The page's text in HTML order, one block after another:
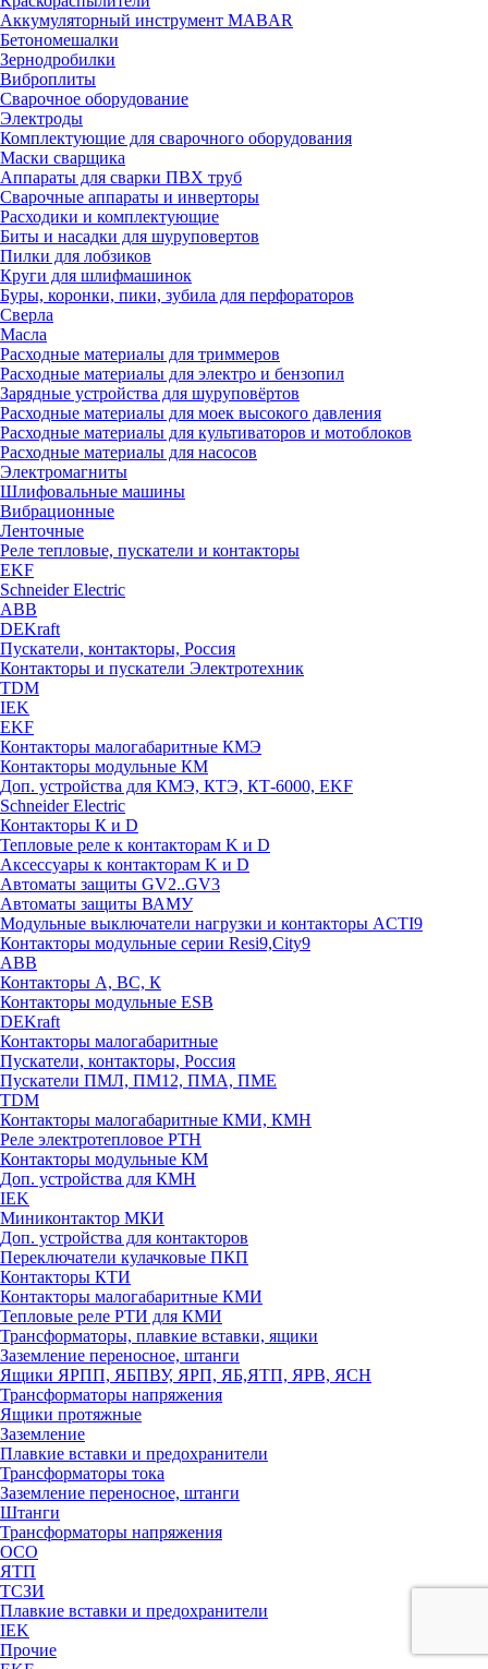
Аккумуляторный инструмент MABAR
Бетономешалки
Зернодробилки
Виброплиты
Сварочное оборудование
Электроды
Комплектующие для сварочного оборудования
Маски сварщика
Аппараты для сварки ПВХ труб
Сварочные аппараты и инверторы
Расходики и комплектующие
Биты и насадки для шуруповертов
Пилки для лобзиков
Круги для шлифмашинок
Буры, коронки, пики, зубила для перфораторов
Сверла
Масла
Расходные материалы для триммеров
Расходные материалы для электро и бензопил
Зарядные устройства для шуруповёртов
Расходные материалы для моек высокого давления
Расходные материалы для культиваторов и мотоблоков
Расходные материалы для насосов
Электромагниты
Шлифовальные машины
Вибрационные
Ленточные
Реле тепловые, пускатели и контакторы
EKF
Schneider Electric
ABB
DEKraft
Пускатели, контакторы, Россия
Контакторы и пускатели Электротехник
TDM
IEK
EKF
Контакторы малогабаритные КМЭ
Контакторы модульные КМ
Доп. устройства для КМЭ, КТЭ, КТ-6000, EKF
Schneider Electric
Контакторы К и D
Тепловые реле к контакторам K и D
Аксессуары к контакторам K и D
Автоматы защиты GV2..GV3
Автоматы защиты ВАМУ
Модульные выключатели нагрузки и контакторы ACTI9
Контакторы модульные серии Resi9,City9
ABB
Контакторы А, ВС, К
Контакторы модульные ESB
DEKraft
Контакторы малогабаритные
Пускатели, контакторы, Россия
Пускатели ПМЛ, ПМ12, ПМА, ПМЕ
TDM
Контакторы малогабаритные КМИ, КМН
Реле электротепловое РТН
Контакторы модульные КМ
Доп. устройства для КМН
IEK
Миниконтактор МКИ
Доп. устройства для контакторов
Переключатели кулачковые ПКП
Контакторы КТИ
Контакторы малогабаритные КМИ
Тепловые реле РTИ для КМИ
Трансформаторы, плавкие вставки, ящики
Заземление переносное, штанги
Ящики ЯРПП, ЯБПВУ, ЯРП, ЯБ,ЯТП, ЯРВ, ЯСН
Трансформаторы напряжения
Ящики протяжные
Заземление
Плавкие вставки и предохранители
Трансформаторы тока
Заземление переносное, штанги
Штанги
Трансформаторы напряжения
ОСО
ЯТП
ТСЗИ
Плавкие вставки и предохранители
IEK
Прочие